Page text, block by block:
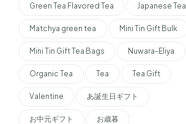
Green Tea Flavored Tea Japanese Tea
Matchya green tea Mini Tin Gift Bulk
Mini Tin Gift Tea Bags Nuwara-Eliya
Organic Tea Tea Tea Gift
Valentine あ誕生日ギフト
お中元ギフト お歳暮